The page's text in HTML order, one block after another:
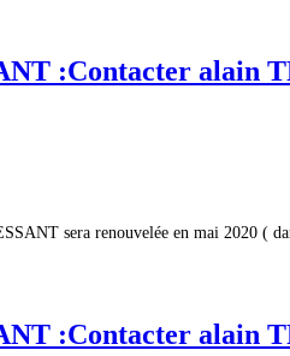
:Contacter alain
sera renouvelée en mai 2020 (
:Contacter alain